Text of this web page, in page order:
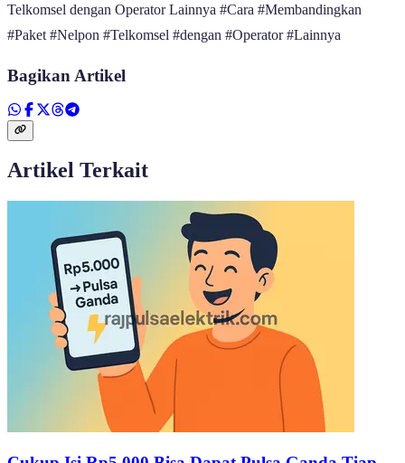
Telkomsel dengan Operator Lainnya #Cara #Membandingkan
#Paket #Nelpon #Telkomsel #dengan #Operator #Lainnya
Bagikan Artikel
Artikel Terkait